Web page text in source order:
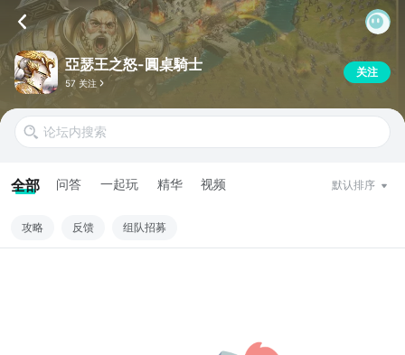
亞瑟王之怒-圓桌騎士
57 关注
关注
全部 问答 一起玩 精华 视频 默认排序
攻略 反馈 组队招募